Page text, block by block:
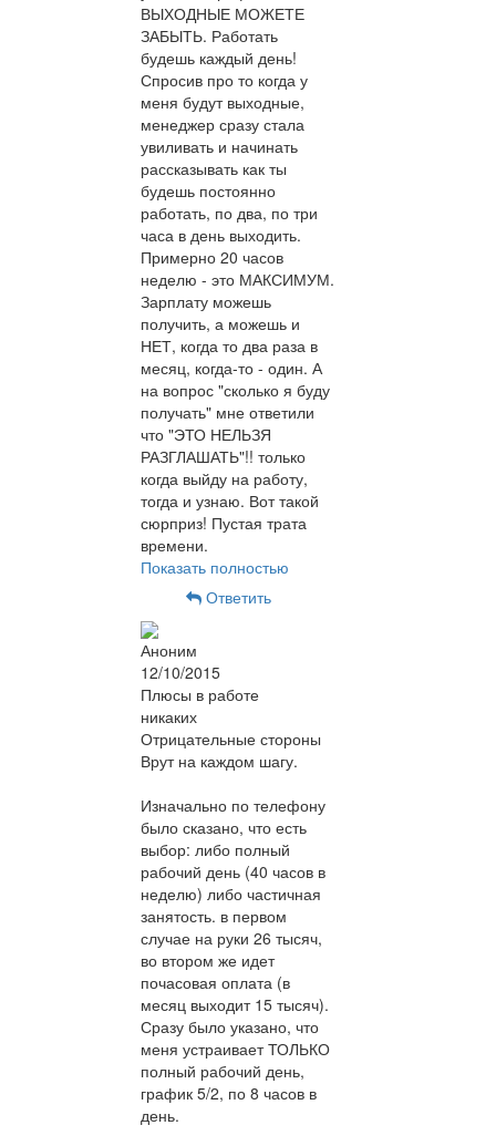
ВЫХОДНЫЕ МОЖЕТЕ
ЗАБЫТЬ. Работать
будешь каждый день!
Спросив про то когда у
меня будут выходные,
менеджер сразу стала
увиливать и начинать
рассказывать как ты
будешь постоянно
работать, по два, по три
часа в день выходить.
Примерно 20 часов
неделю - это МАКСИМУМ.
Зарплату можешь
получить, а можешь и
НЕТ, когда то два раза в
месяц, когда-то - один. А
на вопрос "сколько я буду
получать" мне ответили
что "ЭТО НЕЛЬЗЯ
РАЗГЛАШАТЬ"!! только
когда выйду на работу,
тогда и узнаю. Вот такой
сюрприз! Пустая трата
времени.
Показать полностью
Ответить
Аноним
12/10/2015
Плюсы в работе
никаких
Отрицательные стороны
Врут на каждом шагу.
Изначально по телефону
было сказано, что есть
выбор: либо полный
рабочий день (40 часов в
неделю) либо частичная
занятость. в первом
случае на руки 26 тысяч,
во втором же идет
почасовая оплата (в
месяц выходит 15 тысяч).
Сразу было указано, что
меня устраивает ТОЛЬКО
полный рабочий день,
график 5/2, по 8 часов в
день.